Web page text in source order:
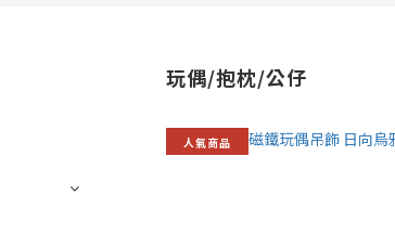
玩偶/抱枕/公仔
人氣商品